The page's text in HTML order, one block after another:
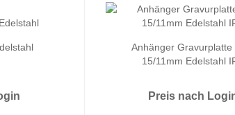
Anhänger Gravurplatte
15/11mm Edelstahl
Preis nach